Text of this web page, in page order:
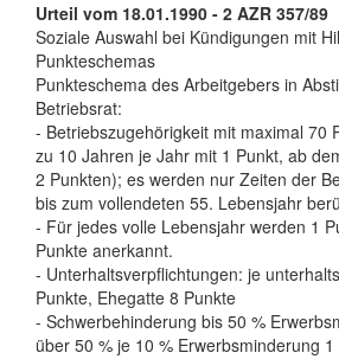
Urteil vom 18.01.1990 - 2 AZR 357/89
Soziale Auswahl bei Kündigungen mit
Punkteschemas
Punkteschema des Arbeitgebers in
Betriebsrat:
- Betriebszugehörigkeit mit maximal 70
zu 10 Jahren je Jahr mit 1 Punkt, ab
2 Punkten); es werden nur Zeiten der
bis zum vollendeten 55. Lebensjahr
- Für jedes volle Lebensjahr werden 1
Punkte anerkannt.
- Unterhaltsverpflichtungen: je
Punkte, Ehegatte 8 Punkte
- Schwerbehinderung bis 50 %
über 50 % je 10 % Erwerbsminderung 1